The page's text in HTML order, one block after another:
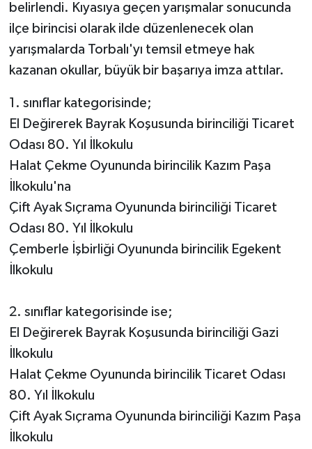
belirlendi. Kıyasıya geçen yarışmalar sonucunda
ilçe birincisi olarak ilde düzenlenecek olan
yarışmalarda Torbalı'yı temsil etmeye hak
kazanan okullar, büyük bir başarıya imza attılar.
1. sınıflar kategorisinde;
El Değirerek Bayrak Koşusunda birinciliği Ticaret
Odası 80. Yıl İlkokulu
Halat Çekme Oyununda birincilik Kazım Paşa
İlkokulu'na
Çift Ayak Sıçrama Oyununda birinciliği Ticaret
Odası 80. Yıl İlkokulu
Çemberle İşbirliği Oyununda birincilik Egekent
İlkokulu
2. sınıflar kategorisinde ise;
El Değirerek Bayrak Koşusunda birinciliği Gazi
İlkokulu
Halat Çekme Oyununda birincilik Ticaret Odası
80. Yıl İlkokulu
Çift Ayak Sıçrama Oyununda birinciliği Kazım Paşa
İlkokulu